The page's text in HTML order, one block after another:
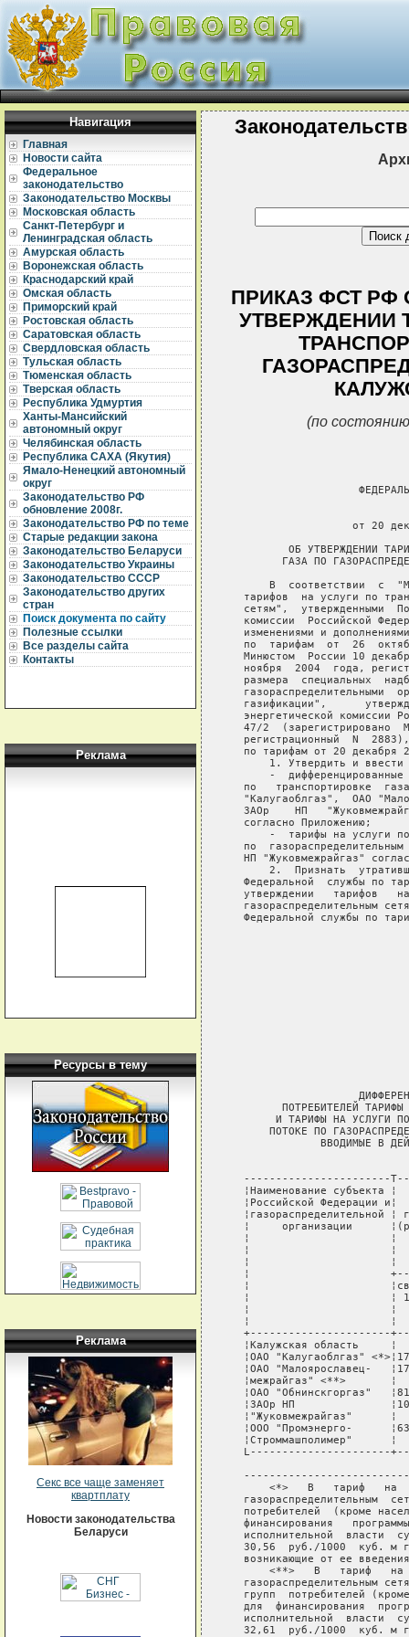
Навигация
Главная
Новости сайта
Федеральное
законодательство
Законодательство Москвы
Московская область
Санкт-Петербург и
Ленинградская область
Амурская область
Воронежская область
Краснодарский край
Омская область
Приморский край
Ростовская область
Саратовская область
Свердловская область
Тульская область
Тюменская область
Тверская область
Республика Удмуртия
Ханты-Мансийский
автономный округ
Челябинская область
Республика САХА (Якутия)
Ямало-Ненецкий автономный
округ
Законодательство РФ
обновление 2008г.
Законодательство РФ по теме
Старые редакции закона
Законодательство Беларуси
Законодательство Украины
Законодательство СССР
Законодательство других
стран
Поиск документа по сайту
Полезные ссылки
Все разделы сайта
Контакты
Реклама
Ресурсы в тему
Реклама
Секс все чаще заменяет
квартплату
Новости законодательства
Беларуси
ПРИКАЗ ФСТ РФ
УТВЕРЖДЕНИИ
(по
от 20
ОБ УТВЕРЖДЕНИИ
ГАЗА ПО
В  соответствии  с
тарифов  на услуги по
сетям",  утвержденными
комиссии  Российской
изменениями и
по  тарифам  от  26
Минюстом  России 10
ноября  2004  года,
размера  специальных
газораспределительными
газификации",
энергетической комиссии
47/2  (зарегистрировано
регистрационный  N
по тарифам от 20 декабря
1. Утвердить и
-
по   транспортировке
"Калугаоблгаз",  ОАО
ЗАОр    НП
   согласно Приложению;
-  тарифы на услуги
по
НП "Жуковмежрайгаз"
2.  Признать
Федеральной  службы по
утверждении   тарифов
газораспределительным
Федеральной службы по
ПОТРЕБИТЕЛЕЙ
И ТАРИФЫ НА УСЛУГИ
ПОТОКЕ ПО
ВВОДИМЫЕ В
-----------------------
¦Наименование субъекта ¦
¦Российской Федерации и¦
¦газораспределительной ¦
¦     организации
¦                      ¦
¦                      ¦
¦                      ¦
¦
¦
¦                      ¦
¦                      ¦
¦                      ¦
+----------------------
¦Калужская область     ¦
¦ОАО "Калугаоблгаз"
¦ОАО "Малоярославец-
¦межрайгаз" <**>       ¦
¦ОАО "Обнинскгоргаз"
¦ЗАОр НП
¦"Жуковмежрайгаз"      ¦
¦ООО "Промэнерго-
¦Строммашполимер"      ¦
L----------------------
<*>   В   тариф   на
газораспределительным
потребителей  (кроме
финансирования
исполнительной  власти
30,56  руб./1000  куб. м
возникающие от ее
<**>   В   тариф
газораспределительным
групп  потребителей
для  финансирования
исполнительной  власти
32,61  руб./1000  куб. м